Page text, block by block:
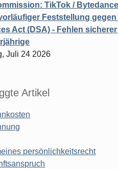
TikTok /
Feststellung gegen
Act (DSA) - Fehlen
Juli 24 2026
Artikel
persönlichkeitsrecht